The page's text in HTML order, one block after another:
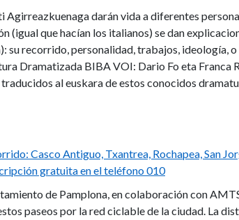
darán vida a diferentes
(igual que hacían los italianos) se dan
su recorrido, personalidad, trabajos, ideología,
Dramatizada BIBA VOI: Dario Fo eta Franca
al euskara de estos conocidos
Casco Antiguo, Txantrea, Rochapea, San
gratuita en el teléfono 010
de Pamplona, en colaboración con
paseos por la red ciclable de la ciudad. La